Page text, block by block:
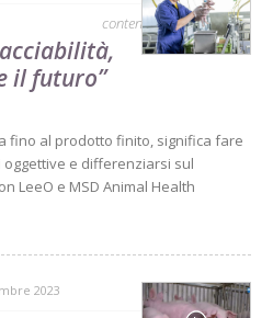
contenuto sponsorizzato
il futuro”
fino al prodotto finito, significa fare
e differenziarsi sul
LeeO e MSD Animal Health
2023